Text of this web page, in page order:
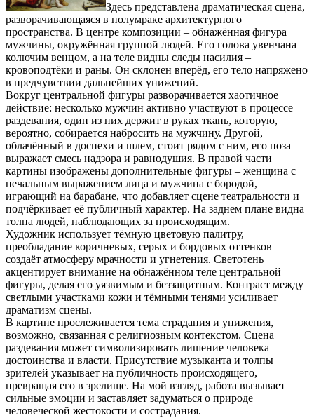
Здесь представлена драматическая сцена,
разворачивающаяся в полумраке архитектурного
пространства. В центре композиции – обнажённая фигура
мужчины, окружённая группой людей. Его голова увенчана
колючим венцом, а на теле видны следы насилия –
кровоподтёки и раны. Он склонен вперёд, его тело напряжено
в предчувствии дальнейших унижений.
Вокруг центральной фигуры разворачивается хаотичное
действие: несколько мужчин активно участвуют в процессе
раздевания, один из них держит в руках ткань, которую,
вероятно, собирается набросить на мужчину. Другой,
облачённый в доспехи и шлем, стоит рядом с ним, его поза
выражает смесь надзора и равнодушия. В правой части
картины изображены дополнительные фигуры – женщина с
печальным выражением лица и мужчина с бородой,
играющий на барабане, что добавляет сцене театральности и
подчёркивает её публичный характер. На заднем плане видна
толпа людей, наблюдающих за происходящим.
Художник использует тёмную цветовую палитру,
преобладание коричневых, серых и бордовых оттенков
создаёт атмосферу мрачности и угнетения. Светотень
акцентирует внимание на обнажённом теле центральной
фигуры, делая его уязвимым и беззащитным. Контраст между
светлыми участками кожи и тёмными тенями усиливает
драматизм сцены.
В картине прослеживается тема страдания и унижения,
возможно, связанная с религиозным контекстом. Сцена
раздевания может символизировать лишение человека
достоинства и власти. Присутствие музыканта и толпы
зрителей указывает на публичность происходящего,
превращая его в зрелище. На мой взгляд, работа вызывает
сильные эмоции и заставляет задуматься о природе
человеческой жестокости и сострадания.